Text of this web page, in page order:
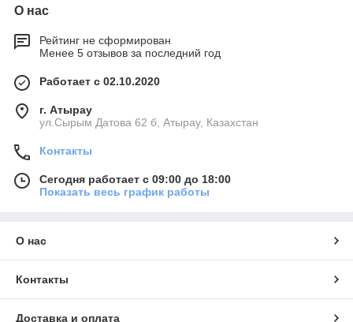
О нас
Рейтинг не сформирован
Менее 5 отзывов за последний год
Работает с 02.10.2020
г. Атырау
ул.Сырым Датова 62 б, Атырау, Казахстан
Контакты
Сегодня работает с 09:00 до 18:00
Показать весь график работы
О нас
Контакты
Доставка и оплата